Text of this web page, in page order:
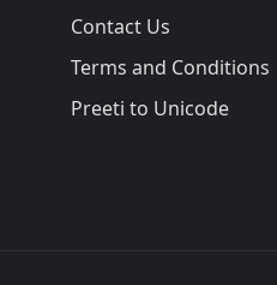
Contact Us
Terms and Conditions
Preeti to Unicode